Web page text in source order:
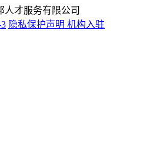
人才服务有限公司
隐私保护声明 机构入驻